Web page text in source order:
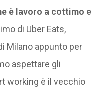
è lavoro a cottimo e
di Uber Eats,
Milano appunto per
aspettare gli
working è il vecchio